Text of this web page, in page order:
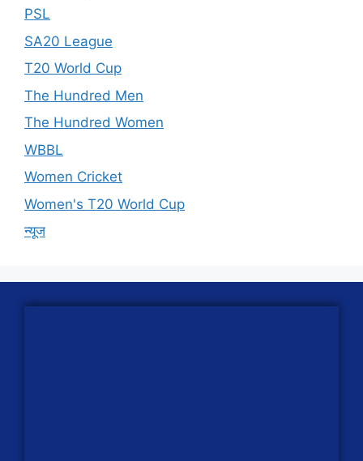
PSL
SA20 League
T20 World Cup
The Hundred Men
The Hundred Women
WBBL
Women Cricket
Women's T20 World Cup
न्यूज